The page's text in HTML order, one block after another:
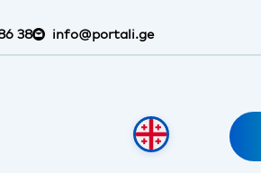
38 info@portali.ge